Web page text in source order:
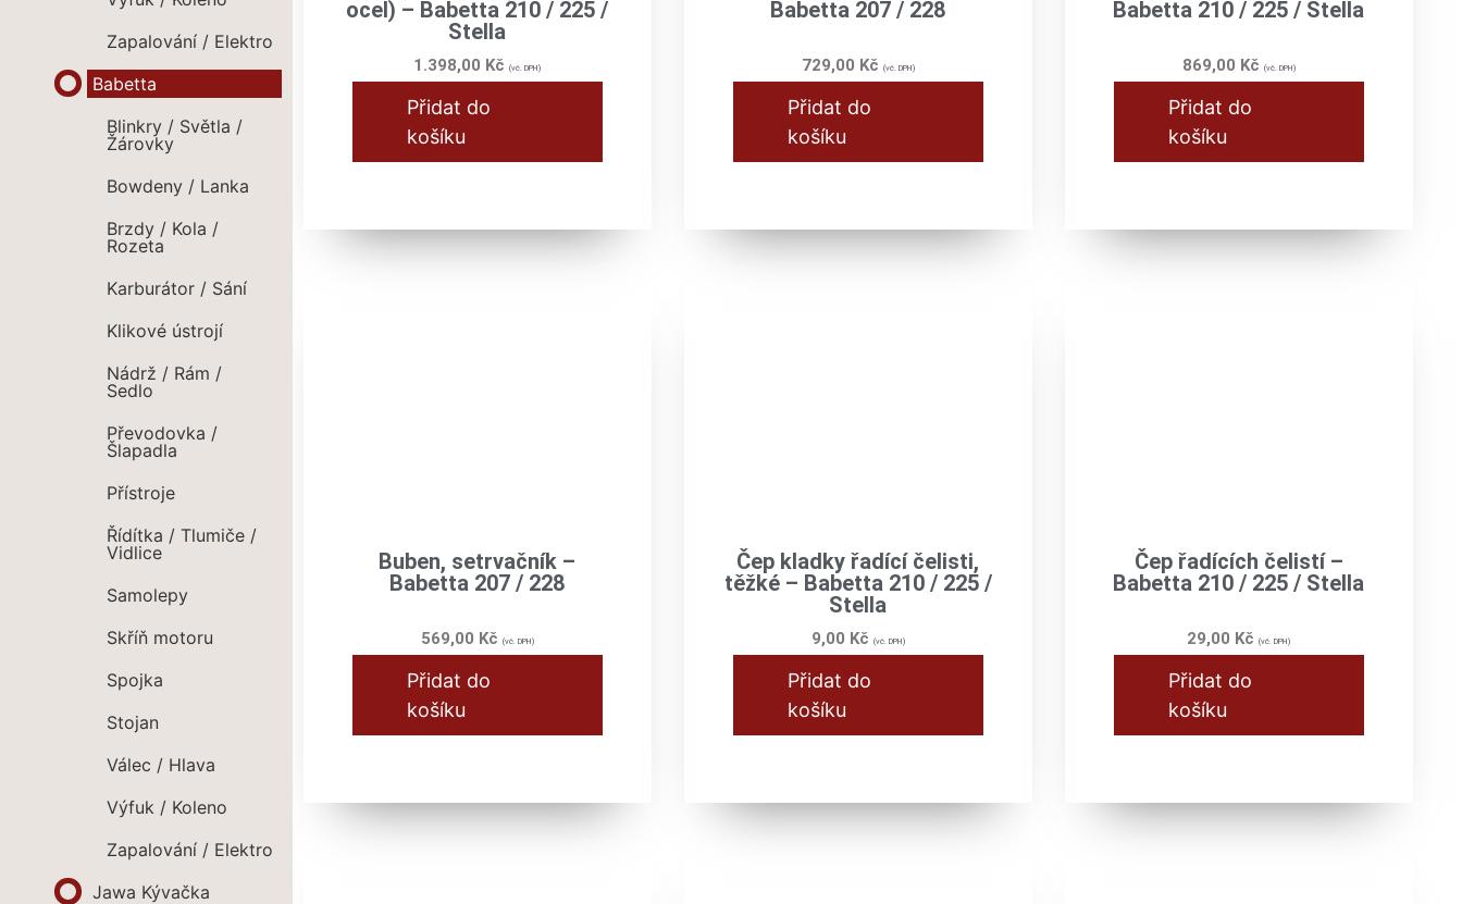
Zapalování / Elektro
Babetta
Blinkry / Světla /
Žárovky
Bowdeny / Lanka
Brzdy / Kola /
Rozeta
Karburátor / Sání
Klikové ústrojí
Nádrž / Rám /
Sedlo
Převodovka /
Šlapadla
Přístroje
Řídítka / Tlumiče /
Vidlice
Samolepy
Skříň motoru
Spojka
Stojan
Válec / Hlava
Výfuk / Koleno
Zapalování / Elektro
Jawa Kývačka
ocel) – Babetta 210 / 225 /
Stella
1.398,00 Kč (vč. DPH)
Přidat do
košíku
Babetta 207 / 228
729,00 Kč (vč. DPH)
Přidat do
košíku
Babetta 210 / 225 / Stella
869,00 Kč (vč. DPH)
Přidat do
košíku
Buben, setrvačník –
Babetta 207 / 228
569,00 Kč (vč. DPH)
Přidat do
košíku
Čep kladky řadící čelisti,
těžké – Babetta 210 / 225 /
Stella
9,00 Kč (vč. DPH)
Přidat do
košíku
Čep řadících čelistí –
Babetta 210 / 225 / Stella
29,00 Kč (vč. DPH)
Přidat do
košíku